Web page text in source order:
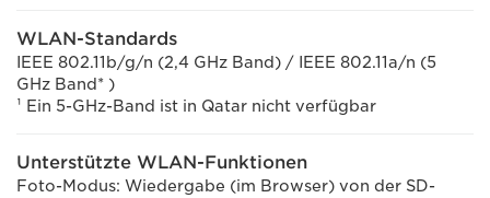
WLAN-Standards
IEEE 802.11b/g/n (2,4 GHz Band) / IEEE 802.11a/n (5
GHz Band* )
¹ Ein 5-GHz-Band ist in Qatar nicht verfügbar
Unterstützte WLAN-Funktionen
Foto-Modus: Wiedergabe (im Browser) von der SD-